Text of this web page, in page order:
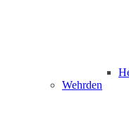
Wehrden